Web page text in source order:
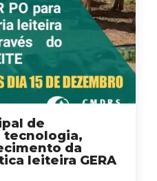
de
tecnologia,
da
leiteira GERA